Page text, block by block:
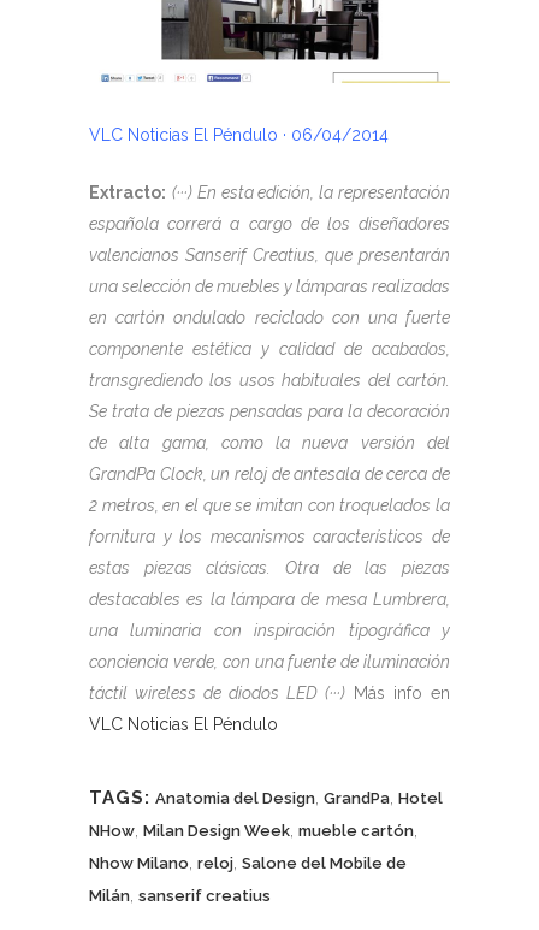
VLC Noticias El Péndulo · 06/04/2014
Extracto: (···) En esta edición, la representación
española correrá a cargo de los diseñadores
valencianos Sanserif Creatius, que presentarán
una selección de muebles y lámparas realizadas
en cartón ondulado reciclado con una fuerte
componente estética y calidad de acabados,
transgrediendo los usos habituales del cartón.
Se trata de piezas pensadas para la decoración
de alta gama, como la nueva versión del
GrandPa Clock, un reloj de antesala de cerca de
2 metros, en el que se imitan con troquelados la
fornitura y los mecanismos característicos de
estas piezas clásicas. Otra de las piezas
destacables es la lámpara de mesa Lumbrera,
una luminaria con inspiración tipográfica y
conciencia verde, con una fuente de iluminación
táctil wireless de diodos LED (···) Más info en
VLC Noticias El Péndulo
TAGS: Anatomia del Design GrandPa Hotel
NHow Milan Design Week mueble cartón
Nhow Milano reloj Salone del Mobile de
Milán sanserif creatius